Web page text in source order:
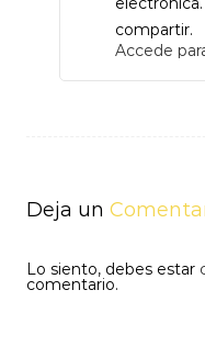
compartir.
Accede
Deja un
Lo siento, debes estar
comentario.